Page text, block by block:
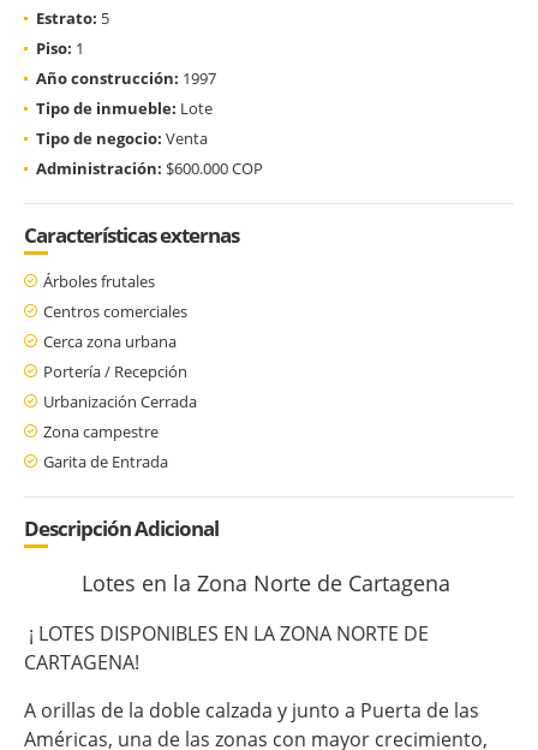
Estrato: 5
Piso: 1
Año construcción: 1997
Tipo de inmueble: Lote
Tipo de negocio: Venta
Administración: $600.000 COP
Características externas
Árboles frutales
Centros comerciales
Cerca zona urbana
Portería / Recepción
Urbanización Cerrada
Zona campestre
Garita de Entrada
Descripción Adicional
Lotes en la Zona Norte de Cartagena
¡ LOTES DISPONIBLES EN LA ZONA NORTE DE
CARTAGENA!
A orillas de la doble calzada y junto a Puerta de las
Américas, una de las zonas con mayor crecimiento,